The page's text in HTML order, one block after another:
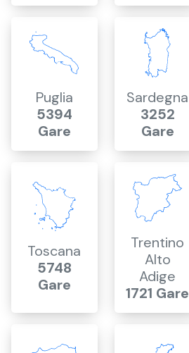
Puglia
5394
Gare
Sardegna
3252
Gare
Toscana
5748
Gare
Trentino
Alto
Adige
1721 Gare